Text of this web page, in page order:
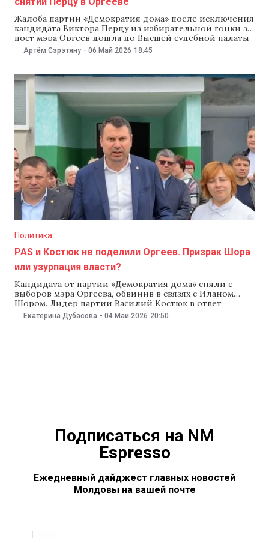
Жалоба партии «Демократия дома» после исключения
кандидата Виктора Перцу из избирательной гонки за
пост мэра Оргеев дошла до Высшей судебной палаты
(ВСП). Это произошло после того, как Апелляционная
палата передала дело в суд Оргеева, а тот отказался
компетенции» между инстанциями. Костюк назвал
ситуацию «беспрецедентным
Артём Сэрэтяну - 06 Май 2026 18:45
Политика
PAS и Костюк не поделили Оргеев. Призрак Шора
или узурпация власти?
Кандидата от партии «Демократия дома» сняли с
выборов мэра Оргеева, обвинив в связях с Иланом
Шором. Лидер партии Василий Костюк в ответ
обвинил Центризбирком в политическом
вмешательстве в выборы по указке правящей партии
Екатерина Дубасова - 04 Май 2026 20:50
Подписаться на NM
Espresso
Ежедневный дайджест главных новостей
Молдовы на вашей почте